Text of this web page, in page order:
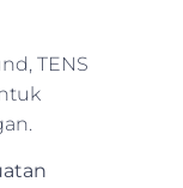
TENS